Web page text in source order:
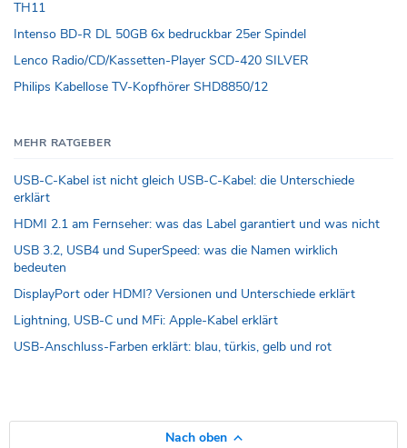
TH11
Intenso BD-R DL 50GB 6x bedruckbar 25er Spindel
Lenco Radio/CD/Kassetten-Player SCD-420 SILVER
Philips Kabellose TV-Kopfhörer SHD8850/12
MEHR RATGEBER
USB-C-Kabel ist nicht gleich USB-C-Kabel: die Unterschiede
erklärt
HDMI 2.1 am Fernseher: was das Label garantiert und was nicht
USB 3.2, USB4 und SuperSpeed: was die Namen wirklich
bedeuten
DisplayPort oder HDMI? Versionen und Unterschiede erklärt
Lightning, USB-C und MFi: Apple-Kabel erklärt
USB-Anschluss-Farben erklärt: blau, türkis, gelb und rot
Nach oben